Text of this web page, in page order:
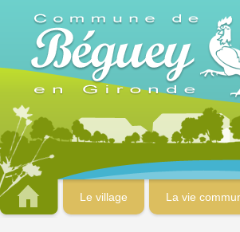
Le village La vie